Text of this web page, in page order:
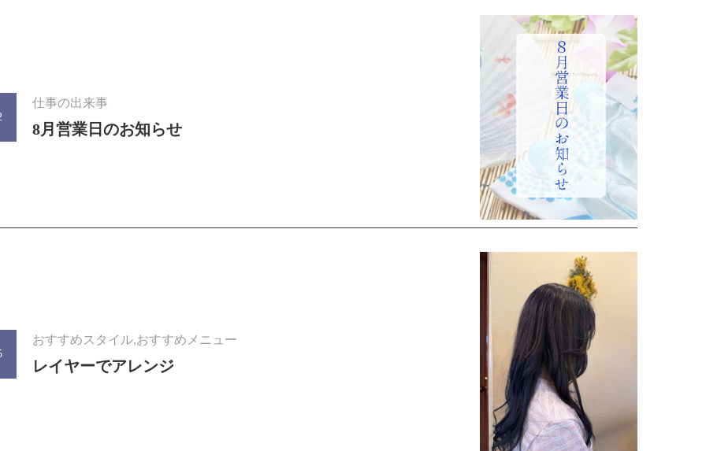
仕事の出来事
8月営業日のお知らせ
おすすめスタイル,おすすめメニュー
レイヤーでアレンジ